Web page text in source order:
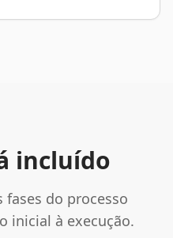
incluído
do processo
inicial à execução.